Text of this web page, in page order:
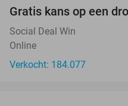
Gratis kans op een
Social Deal Win
Online
Verkocht: 184.077